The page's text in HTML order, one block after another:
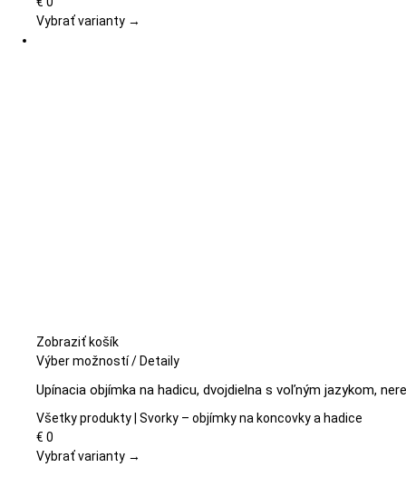
Možnosti
Vybrať varianty →
Zobraziť košík
Výber možnostíTento
má
viacero
Možnosti
/Detaily
Upínacia objímka na hadicu, dvojdielna s voľným jazykom,
Všetky produkty | Svorky – objímky na koncovky a hadice
€ 0
Vybrať varianty →